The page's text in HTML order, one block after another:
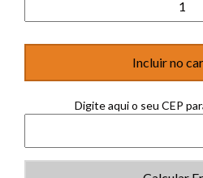
Digite aqui o seu CEP